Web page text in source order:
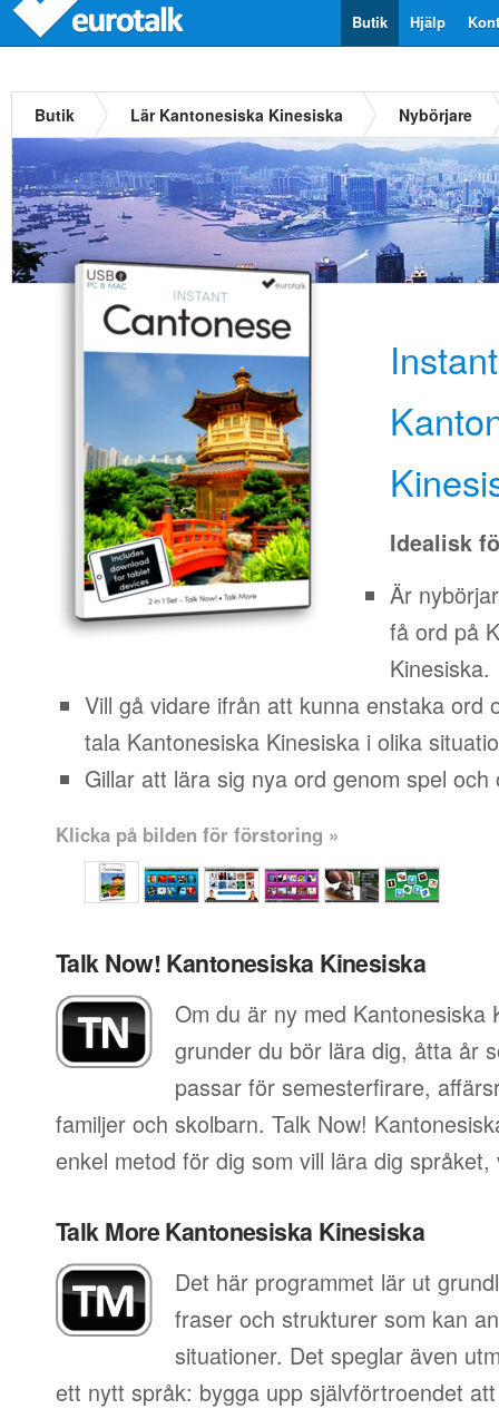
Hjälp
Butik
Butik Lär Kantonesiska Kinesiska Nybörjare
Idealisk
Är
få ord på
Kinesiska.
Vill gå vidare ifrån att kunna enstaka ord
tala Kantonesiska Kinesiska i olika
Gillar att lära sig nya ord genom spel och
Klicka på bilden för förstoring »
Talk Now! Kantonesiska Kinesiska
Om du är ny med Kantonesiska
grunder du bör lära dig, åtta år
passar för semesterfirare,
familjer och skolbarn. Talk Now!
enkel metod för dig som vill lära dig
Talk More Kantonesiska Kinesiska
Det här programmet lär ut
fraser och strukturer som kan
situationer. Det speglar även
ett nytt språk: bygga upp självförtroendet att